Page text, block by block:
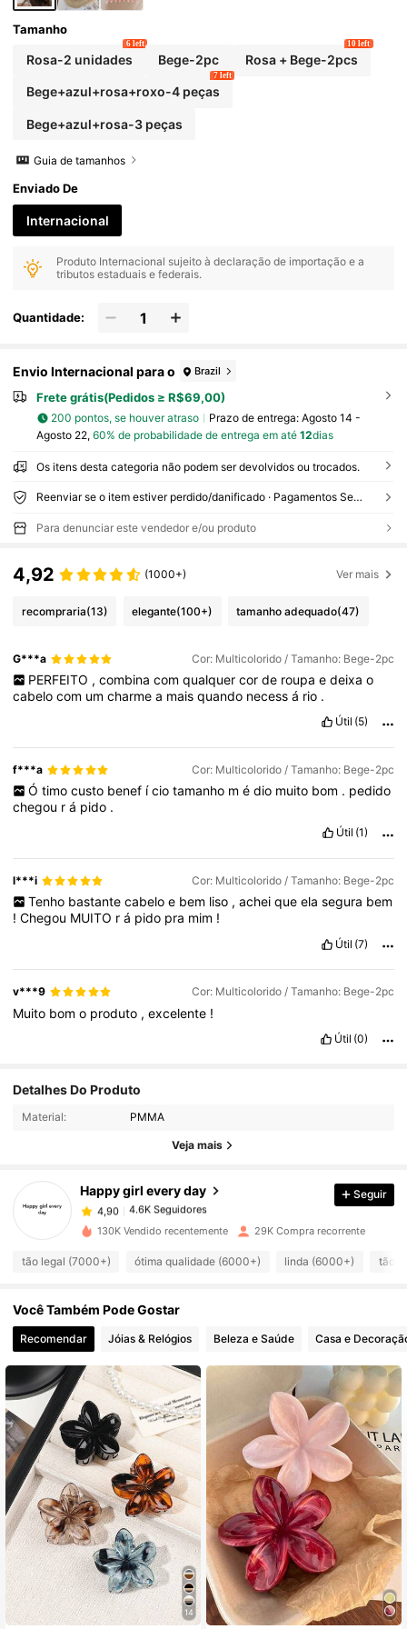
para Mulheres
Tamanho
Rosa-2 unidades
6 left
Bege-2pc Rosa + Bege-2pcs
10 left
Bege+azul+rosa+roxo-4 peças
7 left
Bege+azul+rosa-3 peças
Guia de tamanhos
Enviado De
Internacional
Produto Internacional sujeito à declaração de importação e a
tributos estaduais e federais.
Quantidade:
Envio Internacional para o Brazil
Frete grátis(Pedidos ≥ R$69,00)
200 pontos, se houver atraso Prazo de entrega: Agosto 14 -
Agosto 22, 60% de probabilidade de entrega em até 12dias
Os itens desta categoria não podem ser devolvidos ou trocados.
Reenviar se o item estiver perdido/danificado · Pagamentos Seguros · Proteção de privacidade
Para denunciar este vendedor e/ou produto
4,92 (1000+) Ver mais
recompraria(13) elegante(100+) tamanho adequado(47)
G***a Cor: Multicolorido / Tamanho: Bege-2pc
PERFEITO , combina com qualquer cor de roupa e deixa o
cabelocom umcharmea maisquando necessá rio .
Útil (5)
f***a Cor: Multicolorido / Tamanho: Bege-2pc
Ó timo custo benef ício tamanho m é dio muito bom . pedido
chegou rá pido .
Útil (1)
l***i Cor: Multicolorido / Tamanho: Bege-2pc
Tenho bastante cabelo e bem liso , achei que ela segura bem
!Chegou MUITO rá pido pra mim !
Útil (7)
v***9 Cor: Multicolorido / Tamanho: Bege-2pc
Muito bomo produto ,excelente !
Útil (0)
Detalhes Do Produto
Material: PMMA
Veja mais
Happy girl every day
4,90 4.6K Seguidores
4.6K Seguidores
4,90 4.6K Seguidores
4,90 4.6K Seguidores
4,90 4.6K Seguidores
4,90 4.6K Seguidores
4,90 4.6K Seguidores
4,90 4.6K Seguidores
4,90 4.6K Seguidores
Seguir
130K Vendido recentemente 29K Compra recorrente
tão legal (7000+) ótima qualidade (6000+) linda (6000+) tão
Você Também Pode Gostar
Recomendar Jóias & Relógios Beleza e Saúde Casa e
14